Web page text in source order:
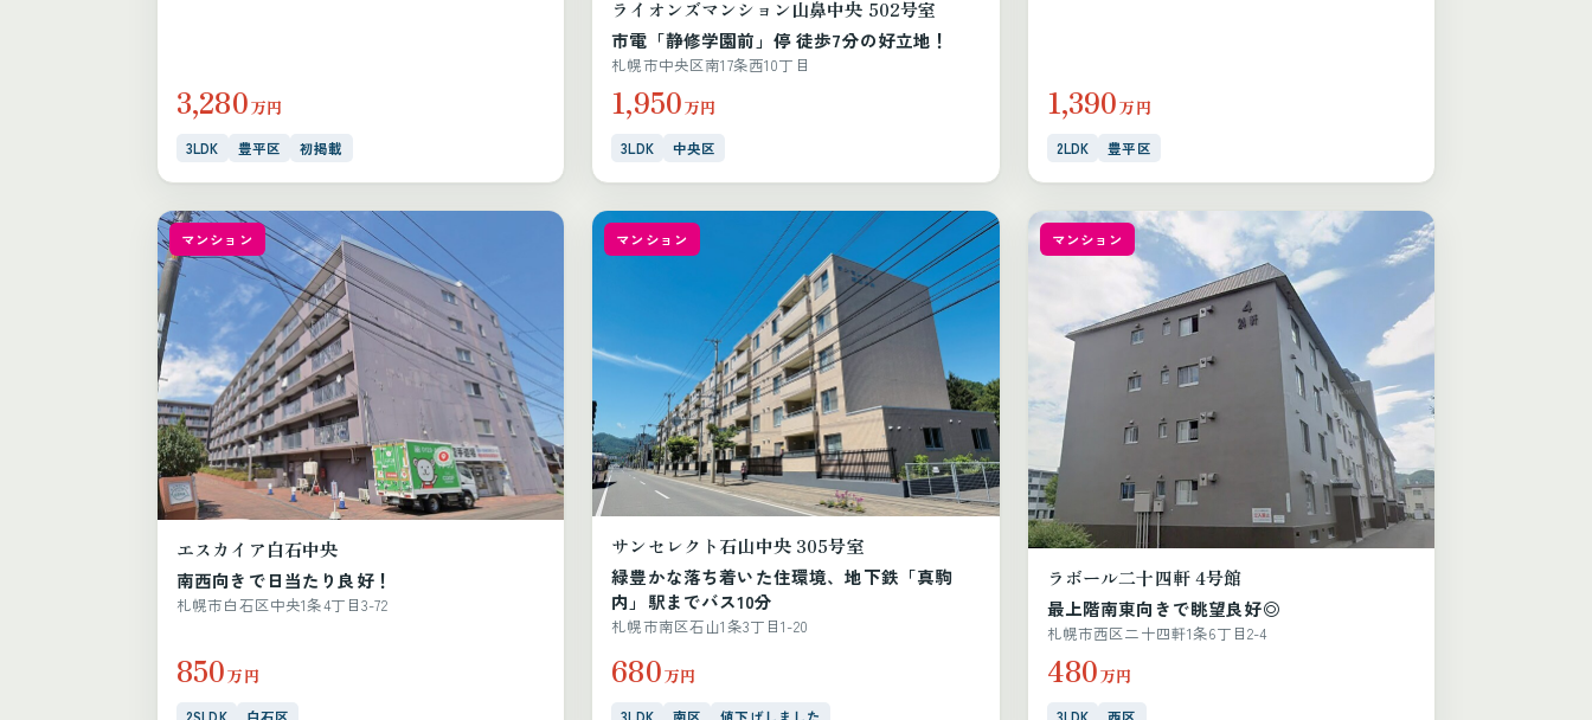
3,280万円
3LDK 豊平区 初掲載
ライオンズマンション山鼻中央 502号室
市電「静修学園前」停 徒歩7分の好立地！
札幌市中央区南17条西10丁目
1,950万円
3LDK 中央区
1,390万円
2LDK 豊平区
マンション
エスカイア白石中央
南西向きで日当たり良好！
札幌市白石区中央1条4丁目3-72
850万円
マンション
サンセレクト石山中央 305号室
緑豊かな落ち着いた住環境、地下鉄「真駒
内」駅までバス10分
札幌市南区石山1条3丁目1-20
680万円
マンション
ラボール二十四軒 4号館
最上階南東向きで眺望良好◎
札幌市西区二十四軒1条6丁目2-4
480万円